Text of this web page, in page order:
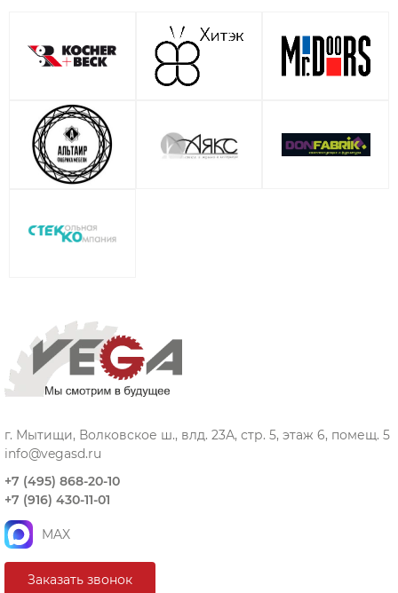
г. Мытищи, Волковское ш., влд. 23А, стр. 5, этаж 6, помещ. 5
info@vegasd.ru
+7 (495) 868-20-10
+7 (916) 430-11-01
MAX
Заказать звонок